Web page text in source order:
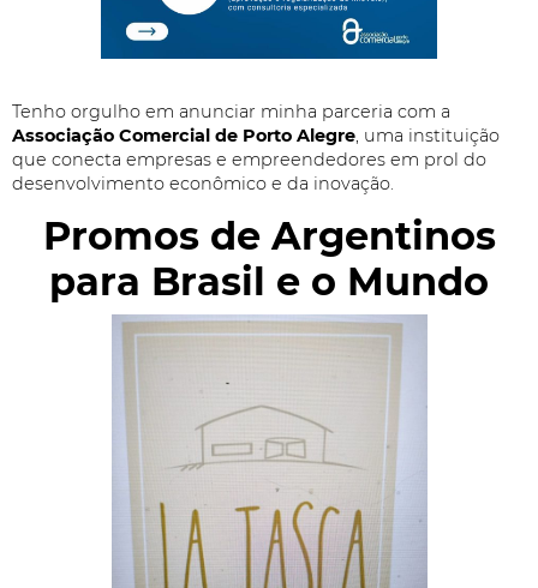
Tenho orgulho em anunciar minha parceria com a
Associação Comercial de Porto Alegre, uma instituição
que conecta empresas e empreendedores em prol do
desenvolvimento econômico e da inovação.
Promos de Argentinos
para Brasil e o Mundo